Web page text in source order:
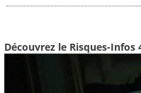
Découvrez le Risques-Infos